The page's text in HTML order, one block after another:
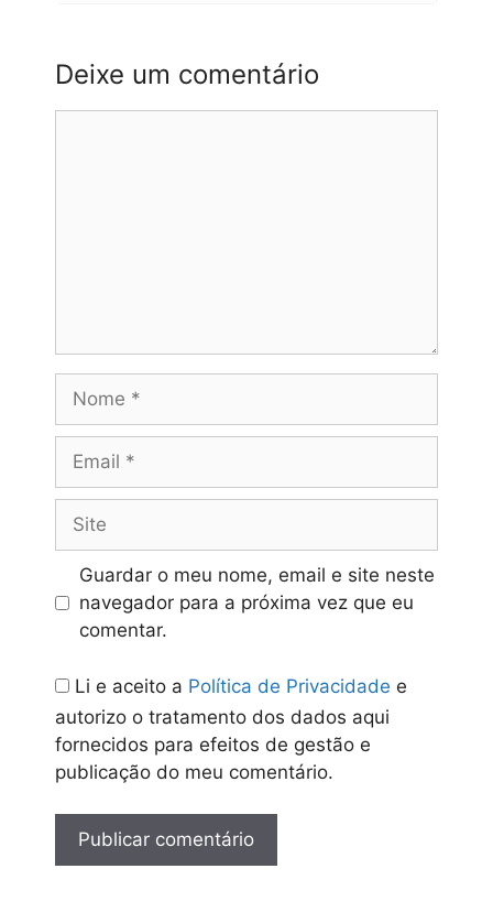
Deixe um comentário
Nome
Email
Site
Guardar o meu nome, email e site neste
navegador para a próxima vez que eu
comentar.
Li e aceito a Política de Privacidade e
autorizo o tratamento dos dados aqui
fornecidos para efeitos de gestão e
publicação do meu comentário.